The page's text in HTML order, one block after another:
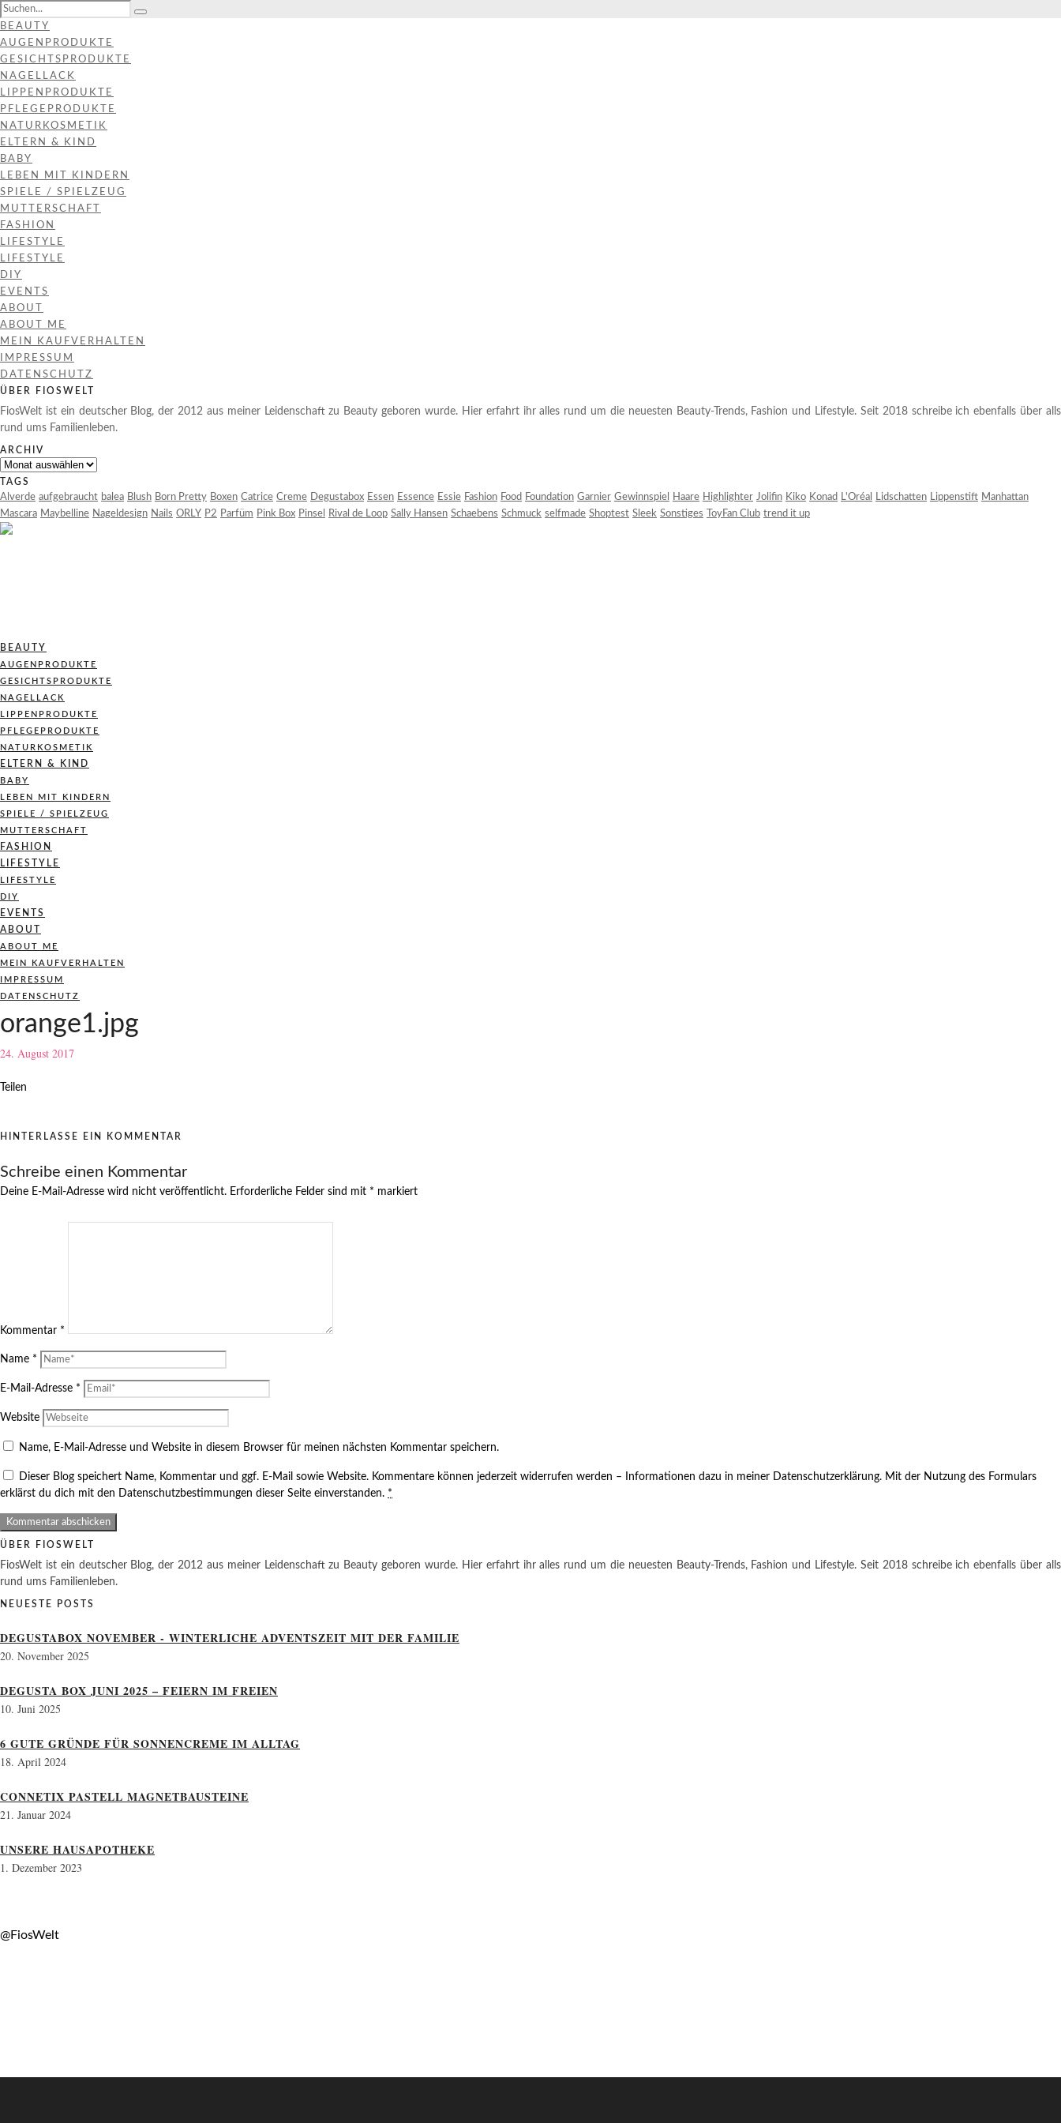
BEAUTY
AUGENPRODUKTE
GESICHTSPRODUKTE
NAGELLACK
LIPPENPRODUKTE
PFLEGEPRODUKTE
NATURKOSMETIK
ELTERN & KIND
BABY
LEBEN MIT KINDERN
SPIELE / SPIELZEUG
MUTTERSCHAFT
FASHION
LIFESTYLE
LIFESTYLE
DIY
EVENTS
ABOUT
ABOUT ME
MEIN KAUFVERHALTEN
IMPRESSUM
DATENSCHUTZ
ÜBER FIOSWELT
FiosWelt ist ein deutscher Blog, der 2012 aus meiner Leidenschaft zu Beauty geboren wurde. Hier erfahrt ihr alles rund um die neuesten Beauty-Trends, Fashion und Lifestyle. Seit 2018 schreibe ich ebenfalls über alls
rund ums Familienleben.
ARCHIV
Archiv
TAGS
Alverde aufgebraucht balea Blush Born Pretty Boxen Catrice Creme Degustabox Essen Essence Essie Fashion Food Foundation Garnier Gewinnspiel Haare Highlighter Jolifin Kiko Konad L'Oréal Lidschatten Lippenstift Manhattan
Mascara Maybelline Nageldesign Nails ORLY P2 Parfüm Pink Box Pinsel Rival de Loop Sally Hansen Schaebens Schmuck selfmade Shoptest Sleek Sonstiges ToyFan Club trend it up
BEAUTY
AUGENPRODUKTE
GESICHTSPRODUKTE
NAGELLACK
LIPPENPRODUKTE
PFLEGEPRODUKTE
NATURKOSMETIK
ELTERN & KIND
BABY
LEBEN MIT KINDERN
SPIELE / SPIELZEUG
MUTTERSCHAFT
FASHION
LIFESTYLE
LIFESTYLE
DIY
EVENTS
ABOUT
ABOUT ME
MEIN KAUFVERHALTEN
IMPRESSUM
DATENSCHUTZ
orange1.jpg
24. August 2017
Teilen
HINTERLASSE EIN KOMMENTAR
Schreibe einen Kommentar
Deine E-Mail-Adresse wird nicht veröffentlicht. Erforderliche Felder sind mit * markiert
Kommentar *
Name *
E-Mail-Adresse *
Website
Name, E-Mail-Adresse und Website in diesem Browser für meinen nächsten Kommentar speichern.
Dieser Blog speichert Name, Kommentar und ggf. E-Mail sowie Website. Kommentare können jederzeit widerrufen werden – Informationen dazu in meiner Datenschutzerklärung. Mit der Nutzung des Formulars
erklärst du dich mit den Datenschutzbestimmungen dieser Seite einverstanden. *
ÜBER FIOSWELT
FiosWelt ist ein deutscher Blog, der 2012 aus meiner Leidenschaft zu Beauty geboren wurde. Hier erfahrt ihr alles rund um die neuesten Beauty-Trends, Fashion und Lifestyle. Seit 2018 schreibe ich ebenfalls über alls
rund ums Familienleben.
NEUESTE POSTS
DEGUSTABOX NOVEMBER - WINTERLICHE ADVENTSZEIT MIT DER FAMILIE
20. November 2025
DEGUSTA BOX JUNI 2025 – FEIERN IM FREIEN
10. Juni 2025
6 GUTE GRÜNDE FÜR SONNENCREME IM ALLTAG
18. April 2024
CONNETIX PASTELL MAGNETBAUSTEINE
21. Januar 2024
UNSERE HAUSAPOTHEKE
1. Dezember 2023
@FiosWelt